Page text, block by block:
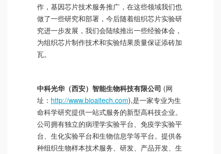
作，基因芯片技术服务推广，在这些领域我们也
做了一些研究和部署，今后随着组织芯片实验研
究进一步发展，我们会陆续推出一些经验体会，
为组织芯片制作技术和实验结果质量保证添砖加
瓦。
中科光华（西安）智能生物科技有限公司 (网
址： http://www.bioaitech.com),是一家专业为生
命科学研究提供一站式服务的新型高科技企业。
公司拥有独立的病理学实验平台、免疫学实验平
台、生化实验平台和生物信息学等平台。提供各
种组织生物样本技术服务、研发、产品开发、生